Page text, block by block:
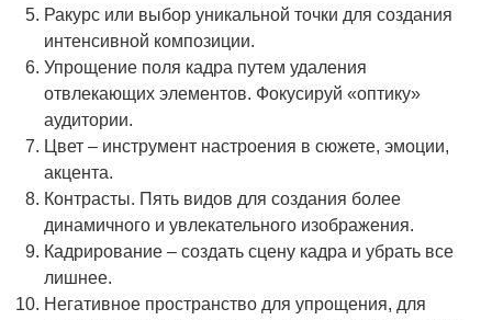
Ракурс или выбор уникальной точки для создания
интенсивной композиции.
Упрощение поля кадра путем удаления
отвлекающих элементов. Фокусируй «оптику»
аудитории.
Цвет – инструмент настроения в сюжете, эмоции,
акцента.
Контрасты. Пять видов для создания более
динамичного и увлекательного изображения.
Кадрирование – создать сцену кадра и убрать все
лишнее.
Негативное пространство для упрощения, для